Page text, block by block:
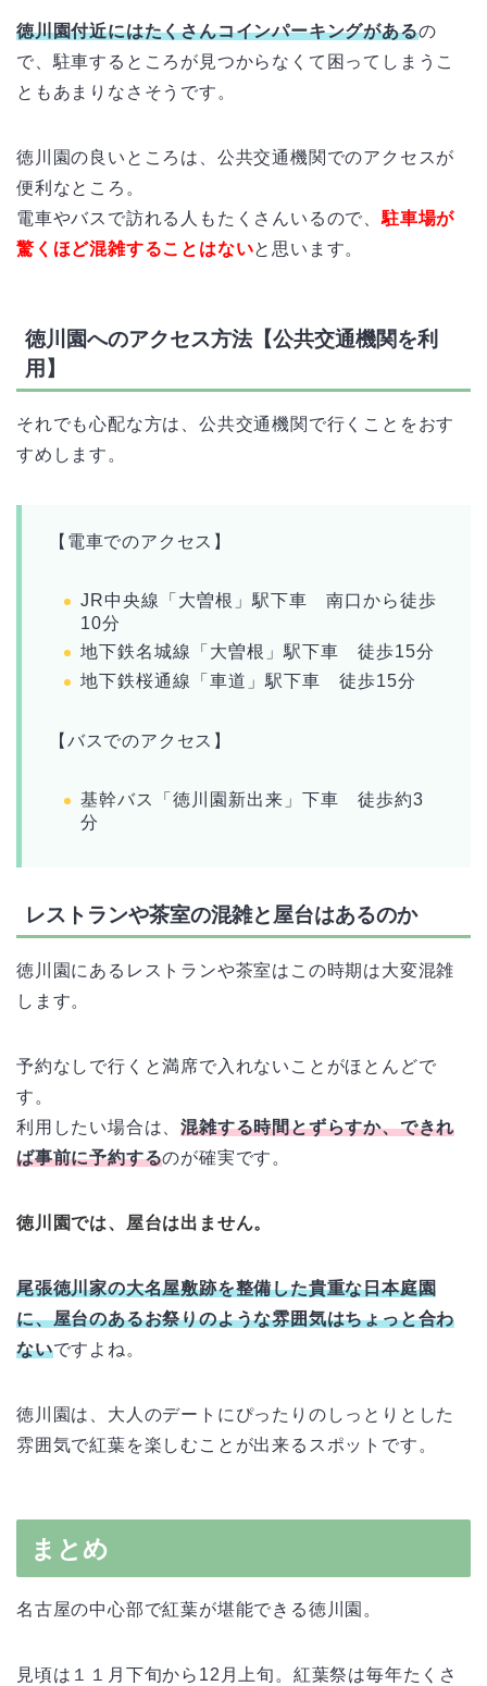
徳川園付近にはたくさんコインパーキングがあるの
で、駐車するところが見つからなくて困ってしまうこ
ともあまりなさそうです。
徳川園の良いところは、公共交通機関でのアクセスが
便利なところ。
電車やバスで訪れる人もたくさんいるので、駐車場が
驚くほど混雑することはないと思います。
徳川園へのアクセス方法【公共交通機関を利
用】
それでも心配な方は、公共交通機関で行くことをおす
すめします。
【電車でのアクセス】
JR中央線「大曽根」駅下車 南口から徒歩
10分
地下鉄名城線「大曽根」駅下車 徒歩15分
地下鉄桜通線「車道」駅下車 徒歩15分
【バスでのアクセス】
基幹バス「徳川園新出来」下車 徒歩約3
分
レストランや茶室の混雑と屋台はあるのか
徳川園にあるレストランや茶室はこの時期は大変混雑
します。
予約なしで行くと満席で入れないことがほとんどで
す。
利用したい場合は、混雑する時間とずらすか、できれ
ば事前に予約するのが確実です。
徳川園では、屋台は出ません。
尾張徳川家の大名屋敷跡を整備した貴重な日本庭園
に、屋台のあるお祭りのような雰囲気はちょっと合わ
ないですよね。
徳川園は、大人のデートにぴったりのしっとりとした
雰囲気で紅葉を楽しむことが出来るスポットです。
まとめ
名古屋の中心部で紅葉が堪能できる徳川園。
見頃は１１月下旬から12月上旬。紅葉祭は毎年たくさ